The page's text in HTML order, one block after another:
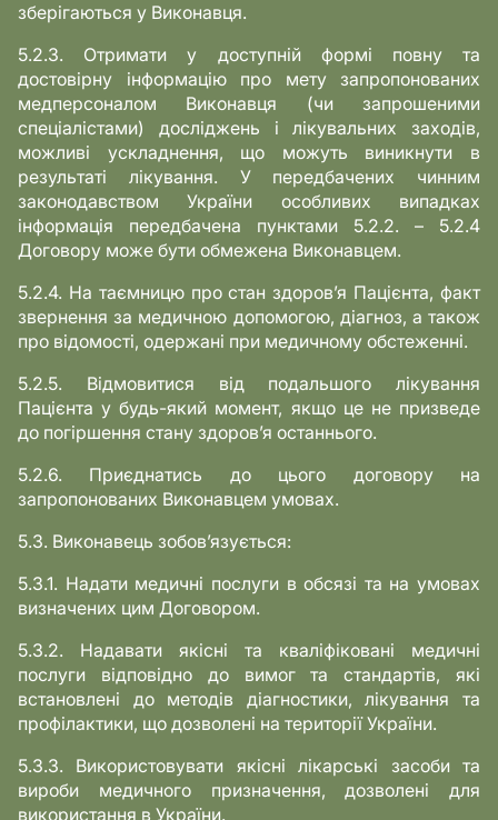
зберігаються у Виконавця.
5.2.3. Отримати у доступній формі повну та
достовірну інформацію про мету запропонованих
медперсоналом Виконавця (чи запрошеними
спеціалістами) досліджень і лікувальних заходів,
можливі ускладнення, що можуть виникнути в
результаті лікування. У передбачених чинним
законодавством України особливих випадках
інформація передбачена пунктами 5.2.2. – 5.2.4
Договору може бути обмежена Виконавцем.
5.2.4. На таємницю про стан здоров’я Пацієнта, факт
звернення за медичною допомогою, діагноз, а також
про відомості, одержані при медичному обстеженні.
5.2.5. Відмовитися від подальшого лікування
Пацієнта у будь-який момент, якщо це не призведе
до погіршення стану здоров’я останнього.
5.2.6. Приєднатись до цього договору на
запропонованих Виконавцем умовах.
5.3. Виконавець зобов’язується:
5.3.1. Надати медичні послуги в обсязі та на умовах
визначених цим Договором.
5.3.2. Надавати якісні та кваліфіковані медичні
послуги відповідно до вимог та стандартів, які
встановлені до методів діагностики, лікування та
профілактики, що дозволені на території України.
5.3.3. Використовувати якісні лікарські засоби та
вироби медичного призначення, дозволені для
використання в України.